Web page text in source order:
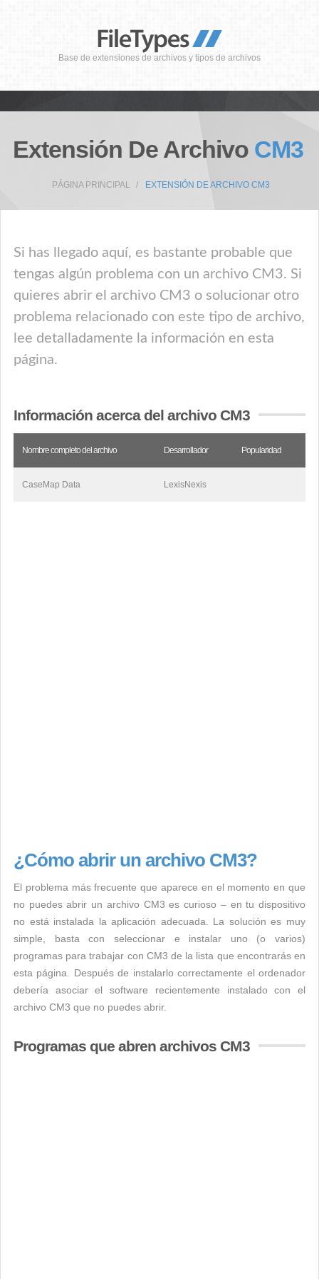
Base de extensiones de archivos y tipos de archivos
Extensión De Archivo CM3
PÁGINA PRINCIPAL EXTENSIÓN DE ARCHIVO CM3
Si has llegado aquí, es bastante probable que
tengas algún problema con un archivo CM3. Si
quieres abrir el archivo CM3 o solucionar otro
problema relacionado con este tipo de archivo,
lee detalladamente la información en esta
página.
Información acerca del archivo CM3
Nombre completo del archivo Desarrollador Popularidad
CaseMap Data LexisNexis
¿Cómo abrir un archivo CM3?
El problema más frecuente que aparece en el momento en que
no puedes abrir un archivo CM3 es curioso – en tu dispositivo
no está instalada la aplicación adecuada. La solución es muy
simple, basta con seleccionar e instalar uno (o varios)
programas para trabajar con CM3 de la lista que encontrarás en
esta página. Después de instalarlo correctamente el ordenador
debería asociar el software recientemente instalado con el
archivo CM3 que no puedes abrir.
Programas que abren archivos CM3